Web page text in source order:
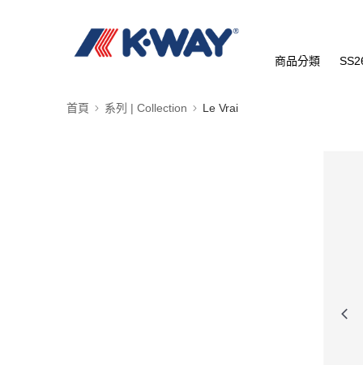
商品分類
首頁 系列 | Collection Le Vrai